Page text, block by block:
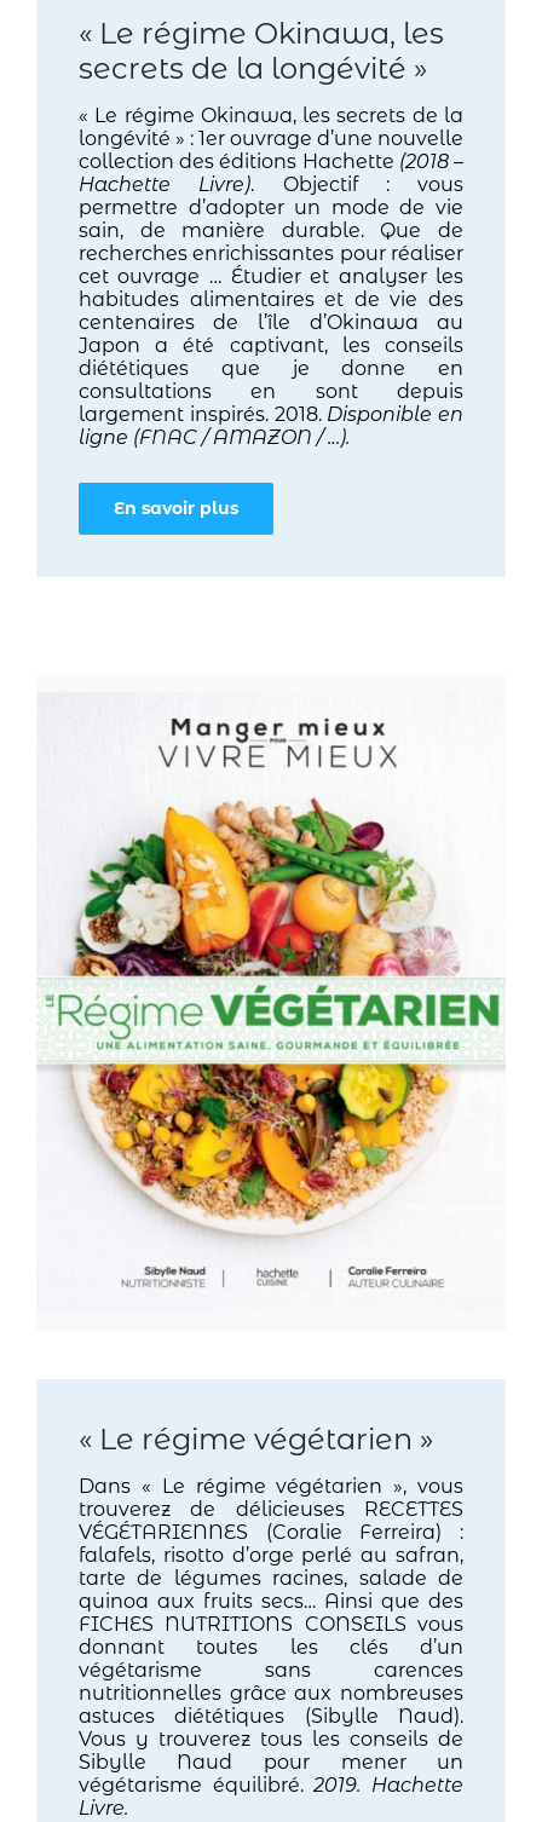
« Le régime Okinawa, les
secrets de la longévité »
« Le régime Okinawa, les secrets de la
longévité » : 1er ouvrage d’une nouvelle
collection des éditions Hachette (2018 –
Hachette Livre). Objectif : vous
permettre d’adopter un mode de vie
sain, de manière durable. Que de
recherches enrichissantes pour réaliser
cet ouvrage … Étudier et analyser les
habitudes alimentaires et de vie des
centenaires de l’île d’Okinawa au
Japon a été captivant, les conseils
diététiques que je donne en
consultations en sont depuis
largement inspirés. 2018. Disponible en
ligne (FNAC / AMAZON / …).
En savoir plus
« Le régime végétarien »
Dans « Le régime végétarien », vous
trouverez de délicieuses RECETTES
VÉGÉTARIENNES (Coralie Ferreira) :
falafels, risotto d’orge perlé au safran,
tarte de légumes racines, salade de
quinoa aux fruits secs… Ainsi que des
FICHES NUTRITIONS CONSEILS vous
donnant toutes les clés d’un
végétarisme sans carences
nutritionnelles grâce aux nombreuses
astuces diététiques (Sibylle Naud).
Vous y trouverez tous les conseils de
Sibylle Naud pour mener un
végétarisme équilibré.2019. Hachette
Livre.